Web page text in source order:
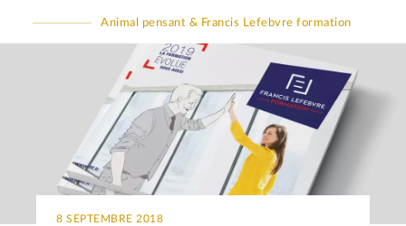
Animal pensant & Francis Lefebvre formation
8 SEPTEMBRE 2018